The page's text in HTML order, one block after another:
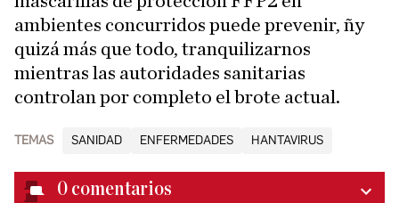
ambientes concurridos puede prevenir, ñy
quizá más que todo, tranquilizarnos
mientras las autoridades sanitarias
controlan por completo el brote actual.
TEMAS SANIDAD ENFERMEDADES HANTAVIRUS
0 comentarios